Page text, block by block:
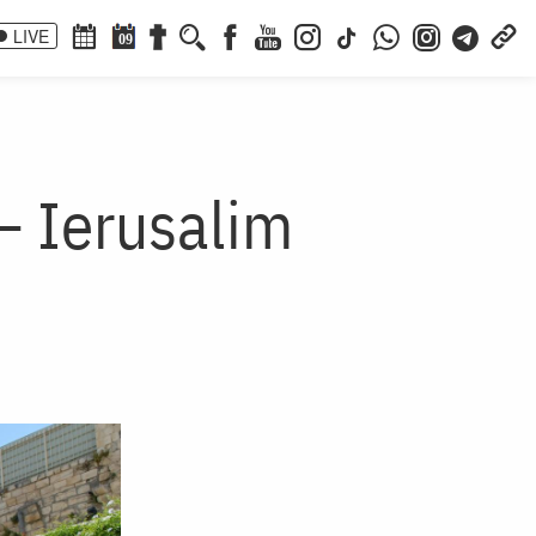
LIVE 09
Ierusalim